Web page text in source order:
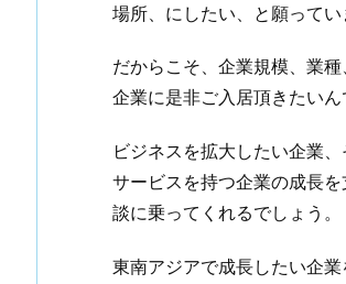
場所、にしたい、と願ってい
だからこそ、企業規模、業
企業に是非ご入居頂きたいん
ビジネスを拡大したい企業
サービスを持つ企業の成長
談に乗ってくれるでしょう。
東南アジアで成長したい企